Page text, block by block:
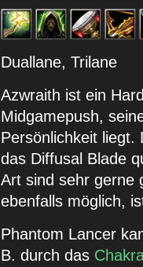
Duallane, Trilane
Azwraith ist ein
Midgamepush,
Persönlichkeit liegt.
das Diffusal Blade
Art sind sehr gerne
ebenfalls möglich,
Phantom Lancer
B. durch das